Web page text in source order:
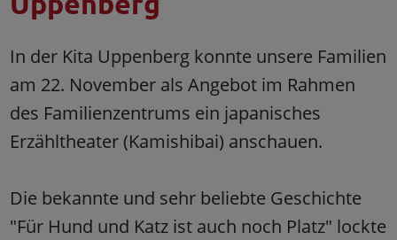
In der Kita Uppenberg konnte unsere Familien
am 22. November als Angebot im Rahmen
des Familienzentrums ein japanisches
Erzähltheater (Kamishibai) anschauen.
Die bekannte und sehr beliebte Geschichte
"Für Hund und Katz ist auch noch Platz" lockte